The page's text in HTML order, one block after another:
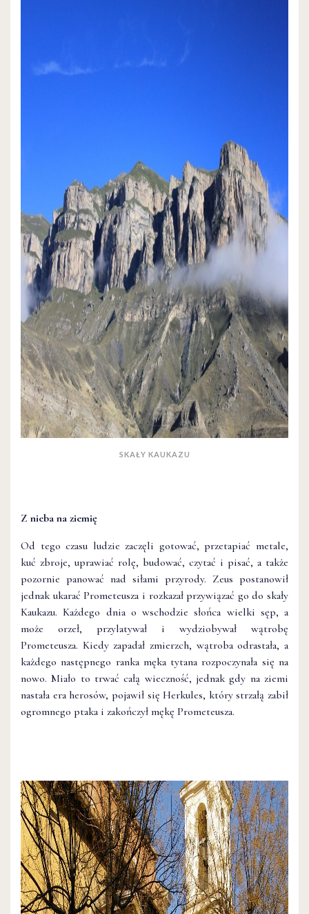
SKAŁY KAUKAZU
Z nieba na ziemię
Od tego czasu ludzie zaczęli gotować, przetapiać metale,
kuć zbroje, uprawiać rolę, budować, czytać i pisać, a także
pozornie panować nad siłami przyrody. Zeus postanowił
jednak ukarać Prometeusza i rozkazał przywiązać go do skały
Kaukazu. Każdego dnia o wschodzie słońca wielki sęp, a
może orzeł, przylatywał i wydziobywał wątrobę
Prometeusza. Kiedy zapadał zmierzch, wątroba odrastała, a
każdego następnego ranka męka tytana rozpoczynała się na
nowo. Miało to trwać całą wieczność, jednak gdy na ziemi
nastała era herosów, pojawił się Herkules, który strzałą zabił
ogromnego ptaka i zakończył mękę Prometeusza.